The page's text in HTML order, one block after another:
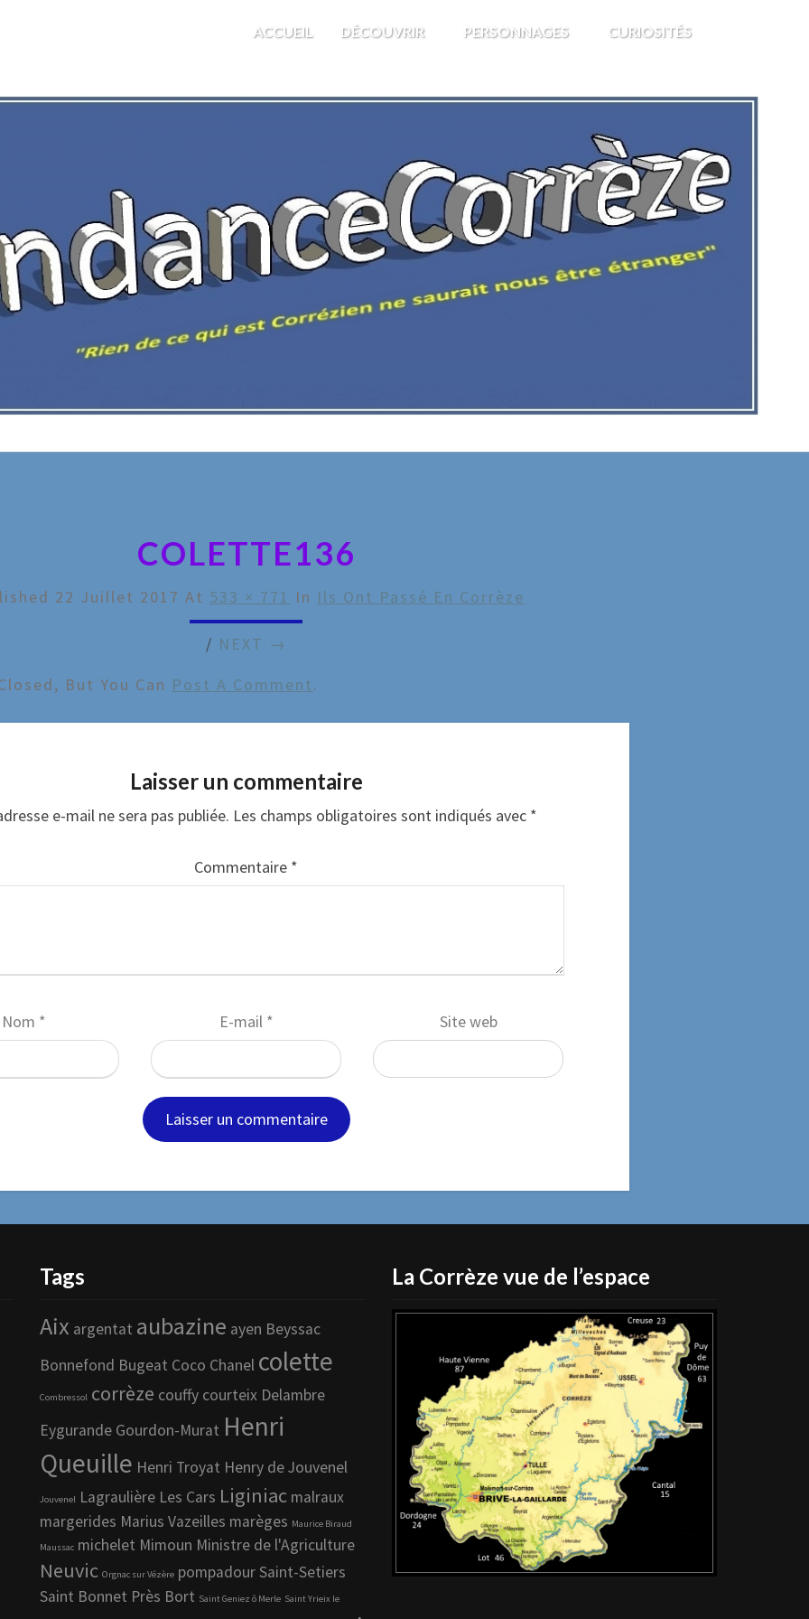
ACCUEIL DÉCOUVRIR PERSONNAGES CURIOSITÉS
COLETTE136
22 Juillet 2017 At 533 × 771 In Ils Ont Passé En Corrèze
/ NEXT →
But You Can Post A Comment.
Laisser un commentaire
e-mail ne sera pas publiée. Les champs obligatoires sont indiqués avec *
Commentaire *
Nom * E-mail * Site web
Tags
Aix argentat aubazine ayen Beyssac
Bonnefond Bugeat Coco Chanel colette
Combressol corrèze couffy courteix Delambre
Eygurande Gourdon-Murat Henri
Queuille Henri Troyat Henry de Jouvenel
Jouvenel Lagraulière Les Cars Liginiac malraux
margerides Marius Vazeilles marèges Maurice Biraud
Maussac michelet Mimoun Ministre de l'Agriculture
Neuvic Orgnac sur Vézère pompadourSaint-Setiers
Saint Bonnet Près Bort Saint Geniez ô Merle Saint Yrieix le
La Corrèze vue de l’espace